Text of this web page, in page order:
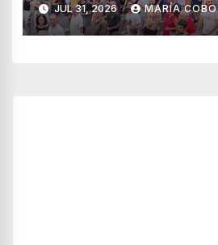
JUL 31, 2026 MARÍA COBO